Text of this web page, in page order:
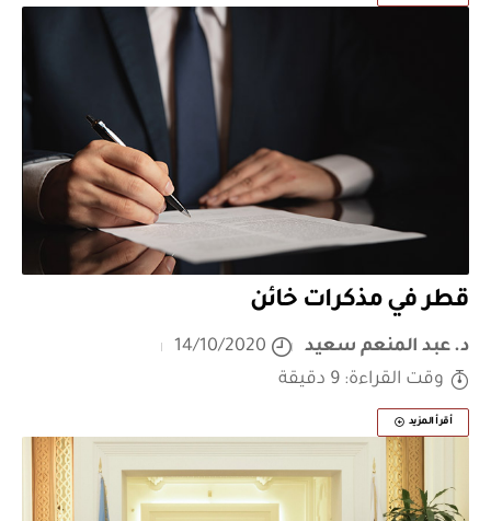
قطر في مذكرات خائن
د. عبد المنعم سعيد
14/10/2020
وقت القراءة: 9 دقيقة
أقرأ المزيد